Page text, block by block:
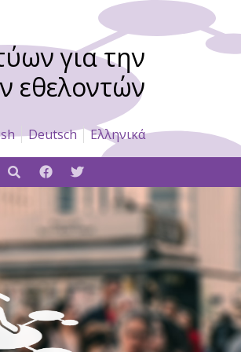
για την
εθελοντών
Deutsch Ελληνικά